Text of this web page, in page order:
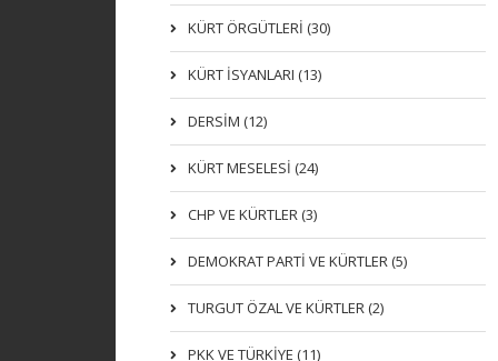
KÜRT ÖRGÜTLERİ (30)
KÜRT İSYANLARI (13)
DERSIM (12)
KÜRT MESELESİ (24)
CHP VE KÜRTLER (3)
DEMOKRAT PARTI VE KÜRTLER (5)
TURGUT ÖZAL VE KÜRTLER (2)
PKK VE TÜRKIYE (11)